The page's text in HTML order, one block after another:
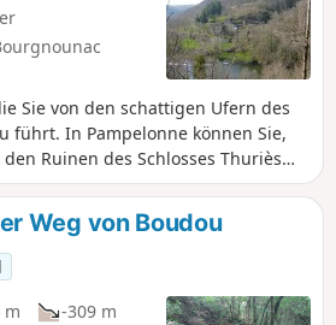
Sie von den schattigen Ufern des
führt. In Pampelonne können Sie,
Ruinen des Schlosses Thuriès
des Viaur überragt. Zum
Aussichtspunkt Vieux Mirandol,
Anmerkung des
Erlass vom 31. Mai 2022 bis auf
Hinweise.
Weg von Boudou
m
-309 m